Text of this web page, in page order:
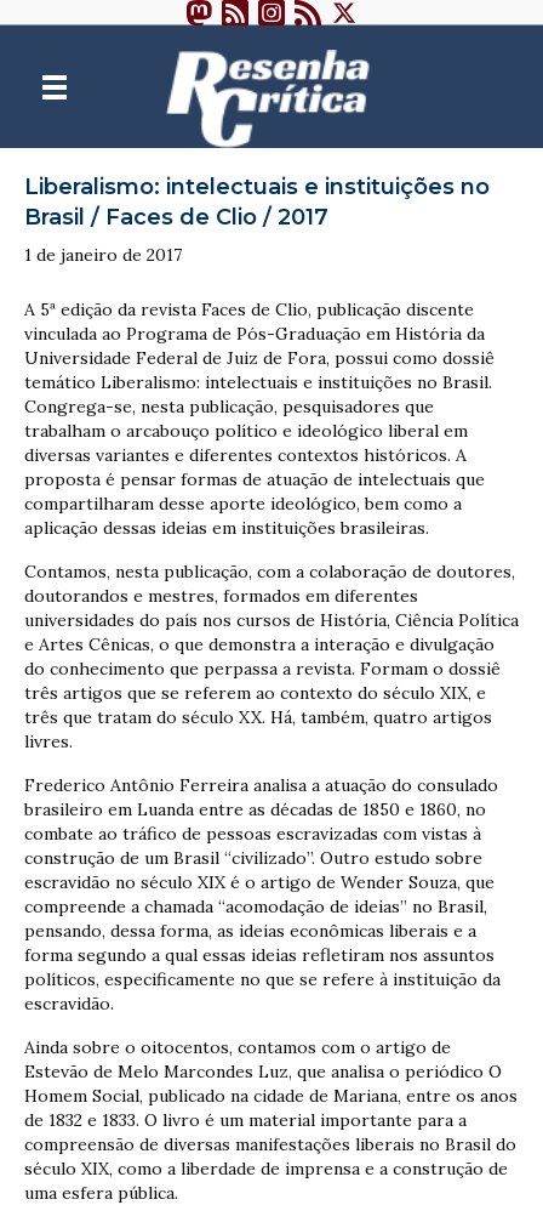
Liberalismo: intelectuais e instituições no
Brasil / Faces de Clio / 2017
1 de janeiro de 2017
A 5ª edição da revista Faces de Clio, publicação discente
vinculada ao Programa de Pós-Graduação em História da
Universidade Federal de Juiz de Fora, possui como dossiê
temático Liberalismo: intelectuais e instituições no Brasil.
Congrega-se, nesta publicação, pesquisadores que
trabalham o arcabouço político e ideológico liberal em
diversas variantes e diferentes contextos históricos. A
proposta é pensar formas de atuação de intelectuais que
compartilharam desse aporte ideológico, bem como a
aplicação dessas ideias em instituições brasileiras.
Contamos, nesta publicação, com a colaboração de doutores,
doutorandos e mestres, formados em diferentes
universidades do país nos cursos de História, Ciência Política
e Artes Cênicas, o que demonstra a interação e divulgação
do conhecimento que perpassa a revista. Formam o dossiê
três artigos que se referem ao contexto do século XIX, e
três que tratam do século XX. Há, também, quatro artigos
livres.
Frederico Antônio Ferreira analisa a atuação do consulado
brasileiro em Luanda entre as décadas de 1850 e 1860, no
combate ao tráfico de pessoas escravizadas com vistas à
construção de um Brasil “civilizado”. Outro estudo sobre
escravidão no século XIX é o artigo de Wender Souza, que
compreende a chamada “acomodação de ideias” no Brasil,
pensando, dessa forma, as ideias econômicas liberais e a
forma segundo a qual essas ideias refletiram nos assuntos
políticos, especificamente no que se refere à instituição da
escravidão.
Ainda sobre o oitocentos, contamos com o artigo de
Estevão de Melo Marcondes Luz, que analisa o periódico O
Homem Social, publicado na cidade de Mariana, entre os anos
de 1832 e 1833. O livro é um material importante para a
compreensão de diversas manifestações liberais no Brasil do
século XIX, como a liberdade de imprensa e a construção de
uma esfera pública.